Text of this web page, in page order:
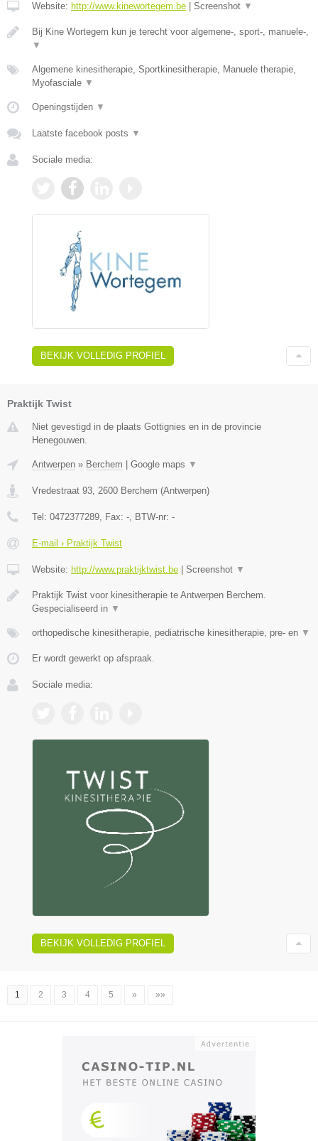
Website: http://www.kinewortegem.be Screenshot ▼
Bij Kine Wortegem kun je terecht voor algemene-, sport-, manuele-,
▼
Algemene kinesitherapie, Sportkinesitherapie, Manuele therapie,
Myofasciale ▼
Openingstijden ▼
Laatste facebook posts ▼
Sociale media:
BEKIJK VOLLEDIG PROFIEL
Praktijk Twist
Niet gevestigd in de plaats Gottignies en in de provincie
Henegouwen.
Antwerpen » Berchem | Google maps ▼
Vredestraat 93 2600 Berchem (Antwerpen)
Tel: 0472377289 , Fax: - , BTW-nr: -
E-mail › Praktijk Twist
Website: http://www.praktijktwist.be | Screenshot ▼
Praktijk Twist voor kinesitherapie te Antwerpen Berchem.
Gespecialiseerd in ▼
orthopedische kinesitherapie, pediatrische kinesitherapie, pre- en ▼
Er wordt gewerkt op afspraak.
Sociale media:
BEKIJK VOLLEDIG PROFIEL
1 2 3 4 5 » »»